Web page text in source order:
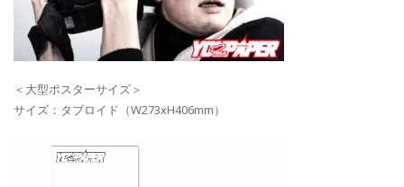
＜大型ポスターサイズ＞
サイズ：タブロイド（W273xH406mm）